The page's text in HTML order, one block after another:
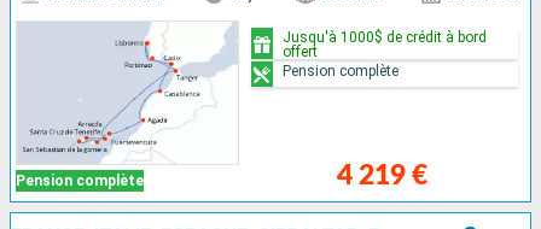
Pension complète 4 219 €
Jusqu'à 1000$ de crédit à bord
offert
Pension complète